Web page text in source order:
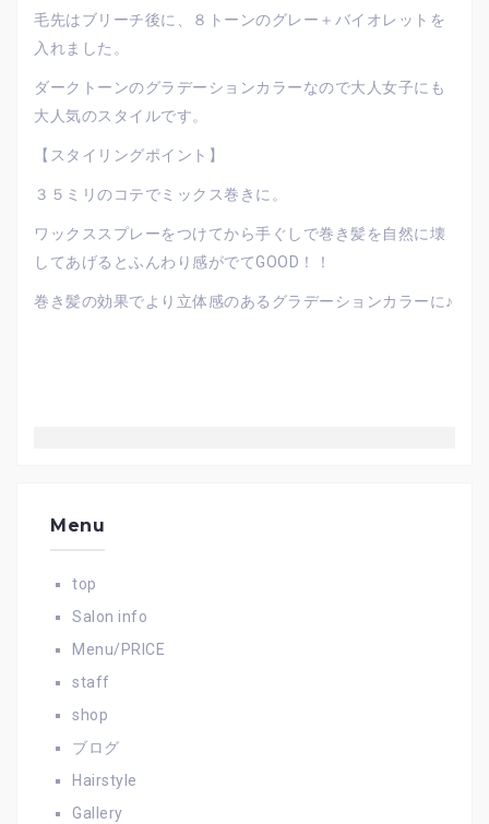
毛先はブリーチ後に、８トーンのグレー＋バイオレットを
入れました。
ダークトーンのグラデーションカラーなので大人女子にも
大人気のスタイルです。
【スタイリングポイント】
３５ミリのコテでミックス巻きに。
ワックススプレーをつけてから手ぐしで巻き髪を自然に壊
してあげるとふんわり感がでてGOOD！！
巻き髪の効果でより立体感のあるグラデーションカラーに♪
Menu
top
Salon info
Menu/PRICE
staff
shop
ブログ
Hairstyle
Gallery